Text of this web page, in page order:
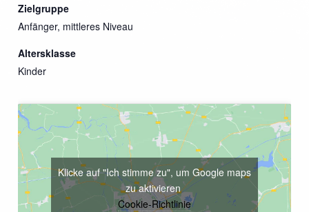
Zielgruppe
Anfänger, mittleres Niveau
Altersklasse
Kinder
Klicke auf "Ich stimme zu", um Google maps
zu aktivieren
Cookie-Richtlinie